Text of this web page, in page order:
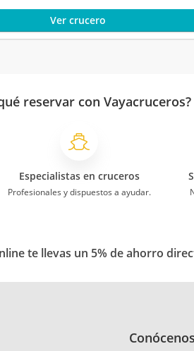
Ver crucero
reservar con Vayacruceros?
Especialistas en cruceros
Profesionales y dispuestos a ayudar.
te llevas un 5% de ahorro